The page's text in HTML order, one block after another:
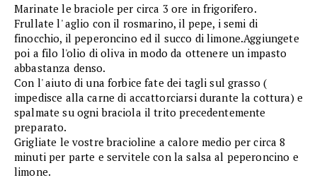
Marinate le braciole per circa 3 ore in frigorifero.
Frullate l' aglio con il rosmarino, il pepe, i semi di
finocchio, il peperoncino ed il succo di limone.Aggiungete
poi a filo l'olio di oliva in modo da ottenere un impasto
abbastanza denso.
Con l' aiuto di una forbice fate dei tagli sul grasso (
impedisce alla carne di accattorciarsi durante la cottura) e
spalmate su ogni braciola il trito precedentemente
preparato.
Grigliate le vostre bracioline a calore medio per circa 8
minuti per parte e servitele con la salsa al peperoncino e
limone.